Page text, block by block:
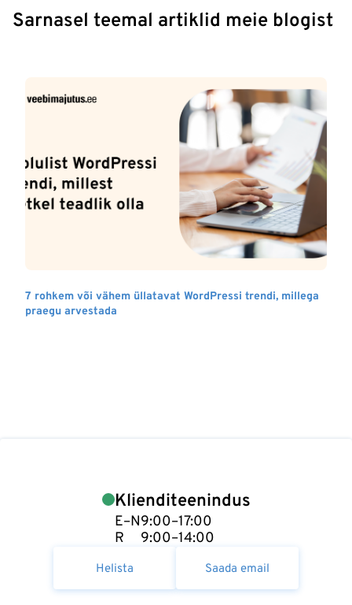
Sarnasel teemal artiklid meie blogist
7 rohkem või vähem üllatavat WordPressi trendi, millega
praegu arvestada
Klienditeenindus
E–N
R
9:00–17:00
9:00–14:00
Helista Saada email